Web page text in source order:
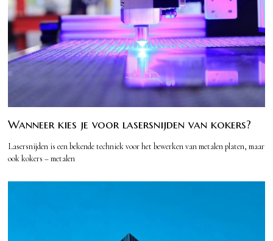
Wanneer kies je voor lasersnijden van kokers?
Lasersnijden is een bekende techniek voor het bewerken van metalen platen, maar
ook kokers – metalen